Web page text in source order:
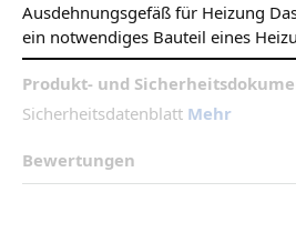
Ausdehnungsgefäß für Heizung
ein notwendiges Bauteil eines
Produkt- und
Sicherheitsdatenblatt Mehr
Bewertungen